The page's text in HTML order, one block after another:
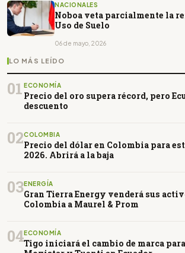
NACIONALES
Noboa veta parcialmente la
Uso de Suelo
06 de mayo, 2026
LO MÁS LEÍDO
01 ECONOMÍA
Precio del oro supera récord, pero
descuento
02COLOMBIA
Precio del dólar en Colombia para
2026. Abrirá a la baja
03ENERGÍA
Gran Tierra Energy venderá sus
Colombia a Maurel & Prom
04ECONOMÍA
Tigo iniciará el cambio de marca